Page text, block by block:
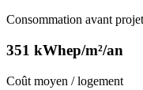
Consommation avant projet
351 kWhep/m²/an
Coût moyen / logement